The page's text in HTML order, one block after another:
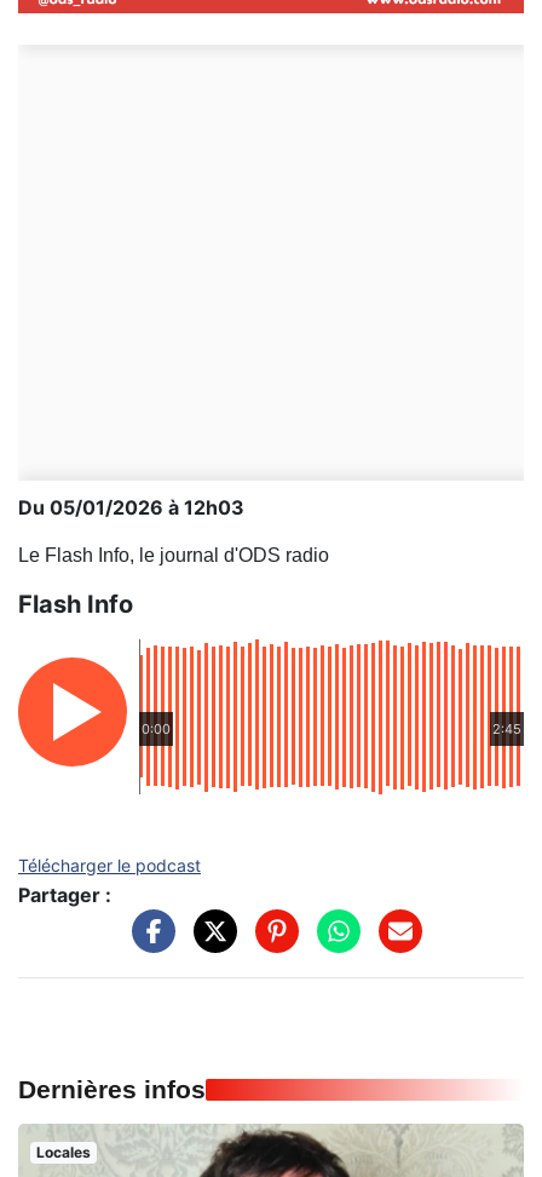
Du 05/01/2026 à 12h03
Le Flash Info, le journal d'ODS radio
Flash Info
0:00 2:45
Télécharger le podcast
Partager :
Dernières infos
Locales